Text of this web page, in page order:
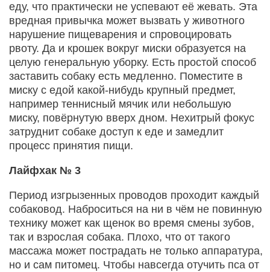
еду, что практически не успевают её жевать. Эта
вредная привычка может вызвать у животного
нарушение пищеварения и спровоцировать
рвоту. Да и крошек вокруг миски образуется на
целую генеральную уборку. Есть простой способ
заставить собаку есть медленно. Поместите в
миску с едой какой-нибудь крупный предмет,
например теннисный мячик или небольшую
миску, повёрнутую вверх дном. Нехитрый фокус
затруднит собаке доступ к еде и замедлит
процесс принятия пищи.
Лайфхак № 3
Период изгрызенных проводов проходит каждый
собаковод. Наброситься на ни в чём не повинную
технику может как щенок во время смены зубов,
так и взрослая собака. Плохо, что от такого
массажа может пострадать не только аппаратура,
но и сам питомец. Чтобы навсегда отучить пса от